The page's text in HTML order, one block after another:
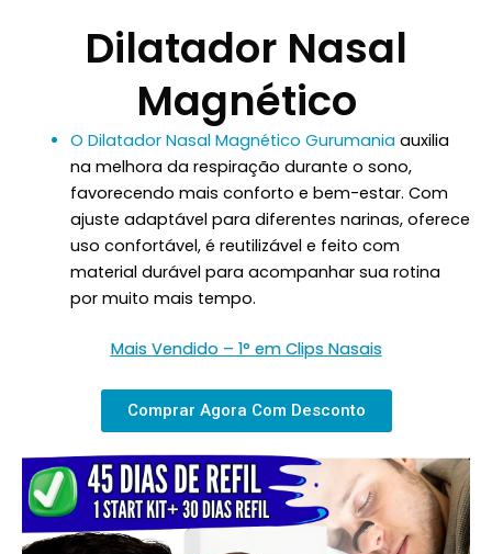
Dilatador Nasal
Magnético
O Dilatador Nasal Magnético Gurumania auxilia
na melhora da respiração durante o sono,
favorecendo mais conforto e bem-estar. Com
ajuste adaptável para diferentes narinas, oferece
uso confortável, é reutilizável e feito com
material durável para acompanhar sua rotina
por muito mais tempo.
Mais Vendido – 1° em Clips Nasais
Comprar Agora Com Desconto